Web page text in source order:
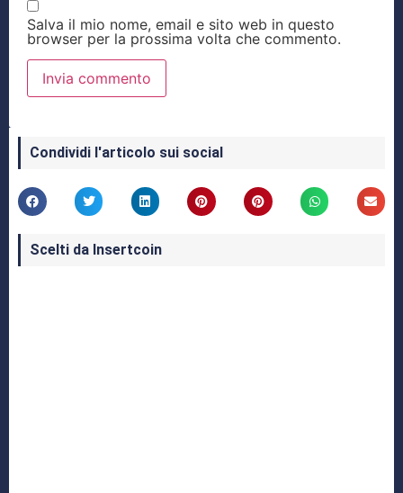
Salva il mio nome, email e sito web in questo
browser per la prossima volta che commento.
Condividi l'articolo sui social
Scelti da Insertcoin